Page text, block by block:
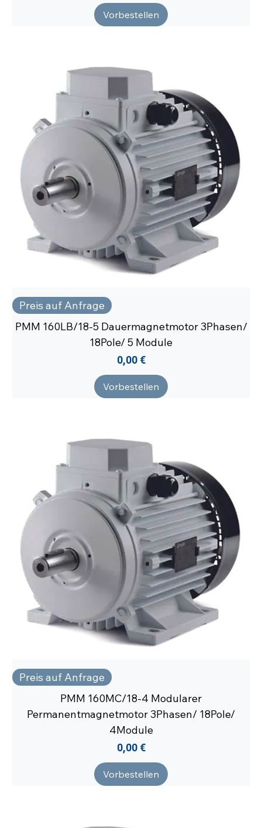
Vorbestellen
Preis auf Anfrage
PMM 160LB/18-5 Dauermagnetmotor 3Phasen/
18Pole/ 5 Module
Preis
0,00 €
Vorbestellen
Preis auf Anfrage
PMM 160MC/18-4 Modularer
Permanentmagnetmotor 3Phasen/ 18Pole/
4Module
Preis
0,00 €
Vorbestellen